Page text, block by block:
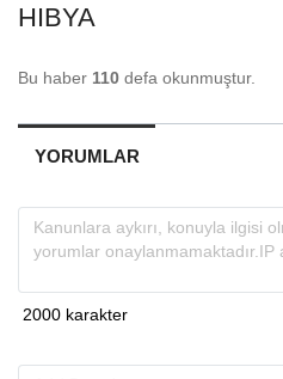
HIBYA
Bu haber 110 defa okunmuştur.
YORUMLAR